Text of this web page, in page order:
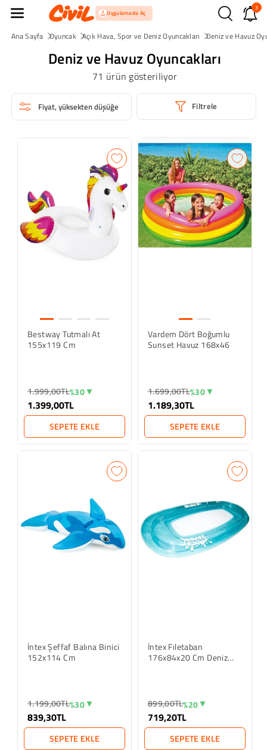
İçeriğe Atla Uygulamada Aç
3
Deniz ve Havuz Oyuncakları
71 ürün gösteriliyor
Ana Sayfa Oyuncak Açık Hava, Spor ve Deniz Oyuncakları Deniz ve Havuz
Filtrele
Bestway Tutmalı At
155x119 Cm
1.999,00TL%30
1.399,00TL
SEPETE EKLE
Vardem Dört Boğumlu
Sunset Havuz 168x46
1.699,00TL%30
1.189,30TL
SEPETE EKLE
İntex Şeffaf Balına Binici
152x114 Cm
1.199,00TL%30
839,30TL
SEPETE EKLE
İntex Fıletaban
176x84x20 Cm Deniz
899,00TL%20
719,20TL
SEPETE EKLE